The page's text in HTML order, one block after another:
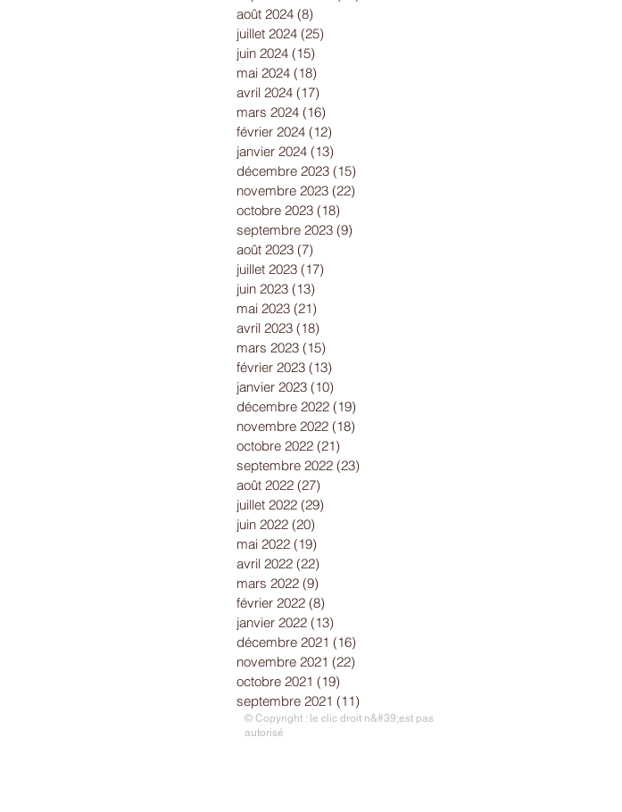
août 2024 (8)
juillet 2024 (25)
juin 2024 (15)
mai 2024 (18)
avril 2024 (17)
mars 2024 (16)
février 2024 (12)
janvier 2024 (13)
décembre 2023 (15)
novembre 2023 (22)
octobre 2023 (18)
septembre 2023 (9)
août 2023 (7)
juillet 2023 (17)
juin 2023 (13)
mai 2023 (21)
avril 2023 (18)
mars 2023 (15)
février 2023 (13)
janvier 2023 (10)
décembre 2022 (19)
novembre 2022 (18)
octobre 2022 (21)
septembre 2022 (23)
août 2022 (27)
juillet 2022 (29)
juin 2022 (20)
mai 2022 (19)
avril 2022 (22)
mars 2022 (9)
février 2022 (8)
janvier 2022 (13)
décembre 2021 (16)
novembre 2021 (22)
octobre 2021 (19)
septembre 2021 (11)
© Copyright : le clic droit n&#39;est pas
autorisé